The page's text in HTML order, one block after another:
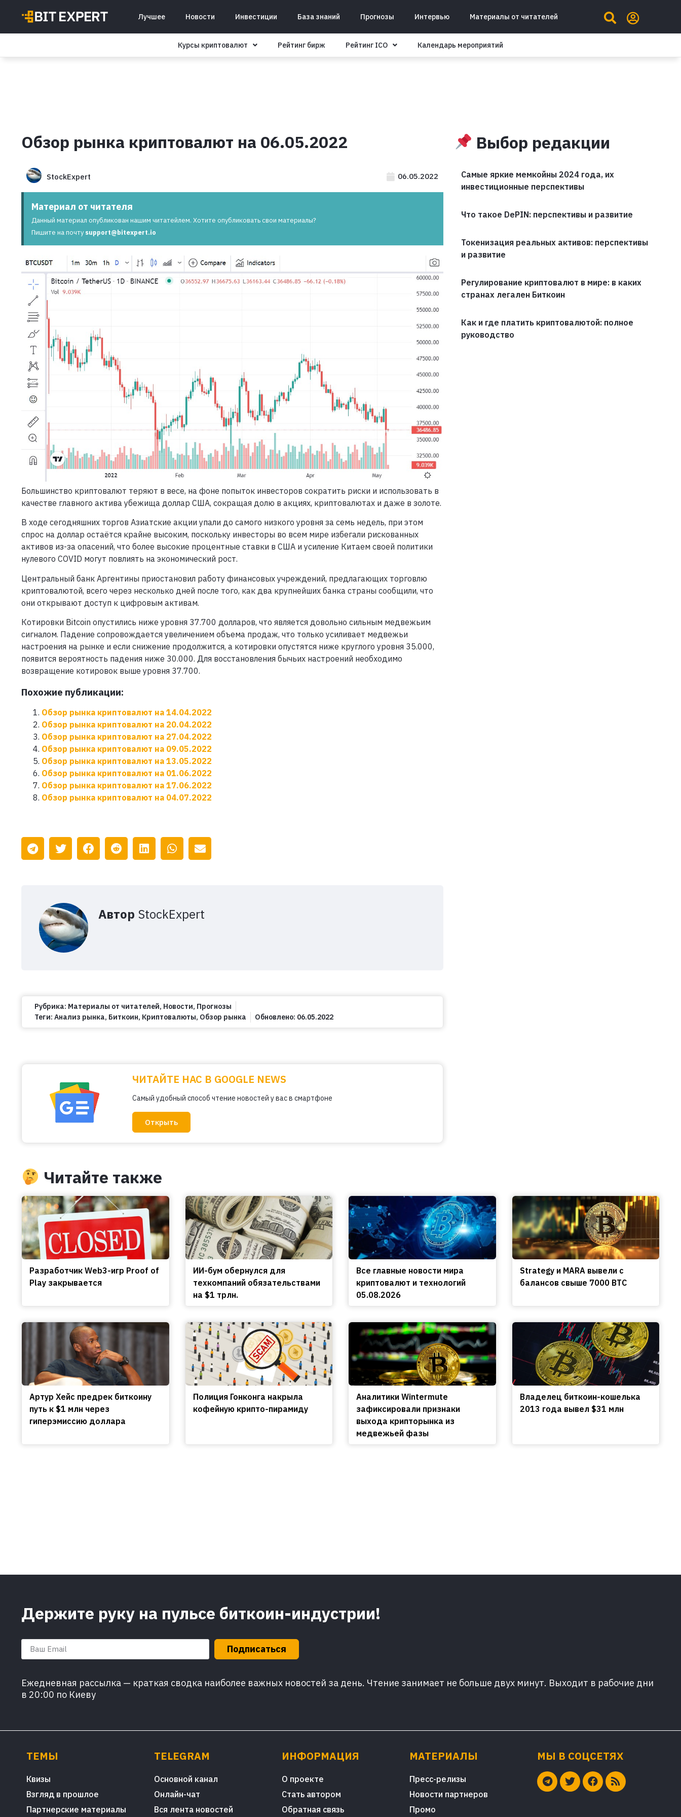
Лучшее Новости Инвестиции База знаний Прогнозы Интервью Материалы от читателей
Курсы криптовалют Рейтинг бирж Рейтинг ICO Календарь мероприятий
Обзор рынка криптовалют на 06.05.2022
StockExpert 06.05.2022
Материал от читателя
Данный материал опубликован нашим читатейлем. Хотите опубликовать свои материалы?
Пишите на почту support@bitexpert.io
Большинство криптовалют теряют в весе, на фоне попыток инвесторов сократить риски и использовать в
качестве главного актива убежища доллар США, сокращая долю в акциях, криптовалютах и даже в золоте.
В ходе сегодняшних торгов Азиатские акции упали до самого низкого уровня за семь недель, при этом
спрос на доллар остаётся крайне высоким, поскольку инвесторы во всем мире избегали рискованных
активов из-за опасений, что более высокие процентные ставки в США и усиление Китаем своей политики
нулевого COVID могут повлиять на экономический рост.
Центральный банк Аргентины приостановил работу финансовых учреждений, предлагающих торговлю
криптовалютой, всего через несколько дней после того, как два крупнейших банка страны сообщили, что
они открывают доступ к цифровым активам.
Котировки Bitcoin опустились ниже уровня 37.700 долларов, что является довольно сильным медвежьим
сигналом. Падение сопровождается увеличением объема продаж, что только усиливает медвежьи
настроения на рынке и если снижение продолжится, а котировки опустятся ниже круглого уровня 35.000,
появится вероятность падения ниже 30.000. Для восстановления бычьих настроений необходимо
возвращение котировок выше уровня 37.700.
Похожие публикации:
Обзор рынка криптовалют на 14.04.2022
Обзор рынка криптовалют на 20.04.2022
Обзор рынка криптовалют на 27.04.2022
Обзор рынка криптовалют на 09.05.2022
Обзор рынка криптовалют на 13.05.2022
Обзор рынка криптовалют на 01.06.2022
Обзор рынка криптовалют на 17.06.2022
Обзор рынка криптовалют на 04.07.2022
Автор StockExpert
Рубрика: Материалы от читателей, Новости, Прогнозы
Теги: Анализ рынка, Биткоин, Криптовалюты, Обзор рынка Обновлено: 06.05.2022
ЧИТАЙТЕ НАС В GOOGLE NEWS
Самый удобный способ чтение новостей у вас в смартфоне
Открыть
Выбор редакции
Самые яркие мемкойны 2024 года, их
инвестиционные перспективы
Что такое DePIN: перспективы и развитие
Токенизация реальных активов: перспективы
и развитие
Регулирование криптовалют в мире: в каких
странах легален Биткоин
Как и где платить криптовалютой: полное
руководство
Читайте также
Разработчик Web3-игр Proof of
Play закрывается
ИИ-бум обернулся для
техкомпаний обязательствами
на $1 трлн.
Все главные новости мира
криптовалют и технологий
05.08.2026
Strategy и MARA вывели с
балансов свыше 7000 BTC
Артур Хейс предрек биткоину
путь к $1 млн через
гиперэмиссию доллара
Полиция Гонконга накрыла
кофейную крипто-пирамиду
Аналитики Wintermute
зафиксировали признаки
выхода крипторынка из
медвежьей фазы
Владелец биткоин-кошелька
2013 года вывел $31 млн
Держите руку на пульсе биткоин-индустрии!
Подписаться
Ежедневная рассылка — краткая сводка наиболее важных новостей за день. Чтение занимает не больше двух минут. Выходит в рабочие дни
в 20:00 по Киеву
ТЕМЫ
Квизы
Взгляд в прошлое
Партнерские материалы
TELEGRAM
Основной канал
Онлайн-чат
Вся лента новостей
ИНФОРМАЦИЯ
О проекте
Стать автором
Обратная связь
МАТЕРИАЛЫ
Пресс-релизы
Новости партнеров
Промо
МЫ В СОЦСЕТЯХ